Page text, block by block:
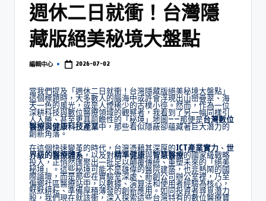
週休二日就衝！台灣隱
藏版絕美秘境大盤點
編輯中心 2026-07-02
當我們提及「週休二日就衝！台灣隱藏版絕美秘境大盤點」
這個標題時，大多數人的腦海中或許會浮現出山巒疊翠、海
天一色的風光，或是人煙稀少的古樸小徑。然而，作為一位
深耕科技與數位醫療領域的觀察者，我看到了另一幅同樣引
人入勝、甚至更具前瞻性的「秘境」地圖——那便是台灣數位
醫療與健康科技產業中，那些看似隱蔽卻蘊藏著巨大潛力的
創新角落。
在這個快速變革的時代，台灣憑藉其深厚的ICT產業實力 、 世
界級的醫療體系，以及對精準健康與智慧醫療的國家級戰略
投入，正悄然匯聚出一批足以顛覆傳統、重塑未來的「絕美
秘境」。這些秘境可能不是雄偉的醫院建築，也非熱鬧的國
際論壇，而是那些在實驗室深處、新創公司辦公室裡，乃至
偏鄉社區醫療站中，以數據、演算法和使用者經驗為核心，
默默耕耘、準備厚積薄發的創新應用。如同投資者尋覓潛力
股，我們現在就該衝，深入探索這些台灣特有的數位醫療寶